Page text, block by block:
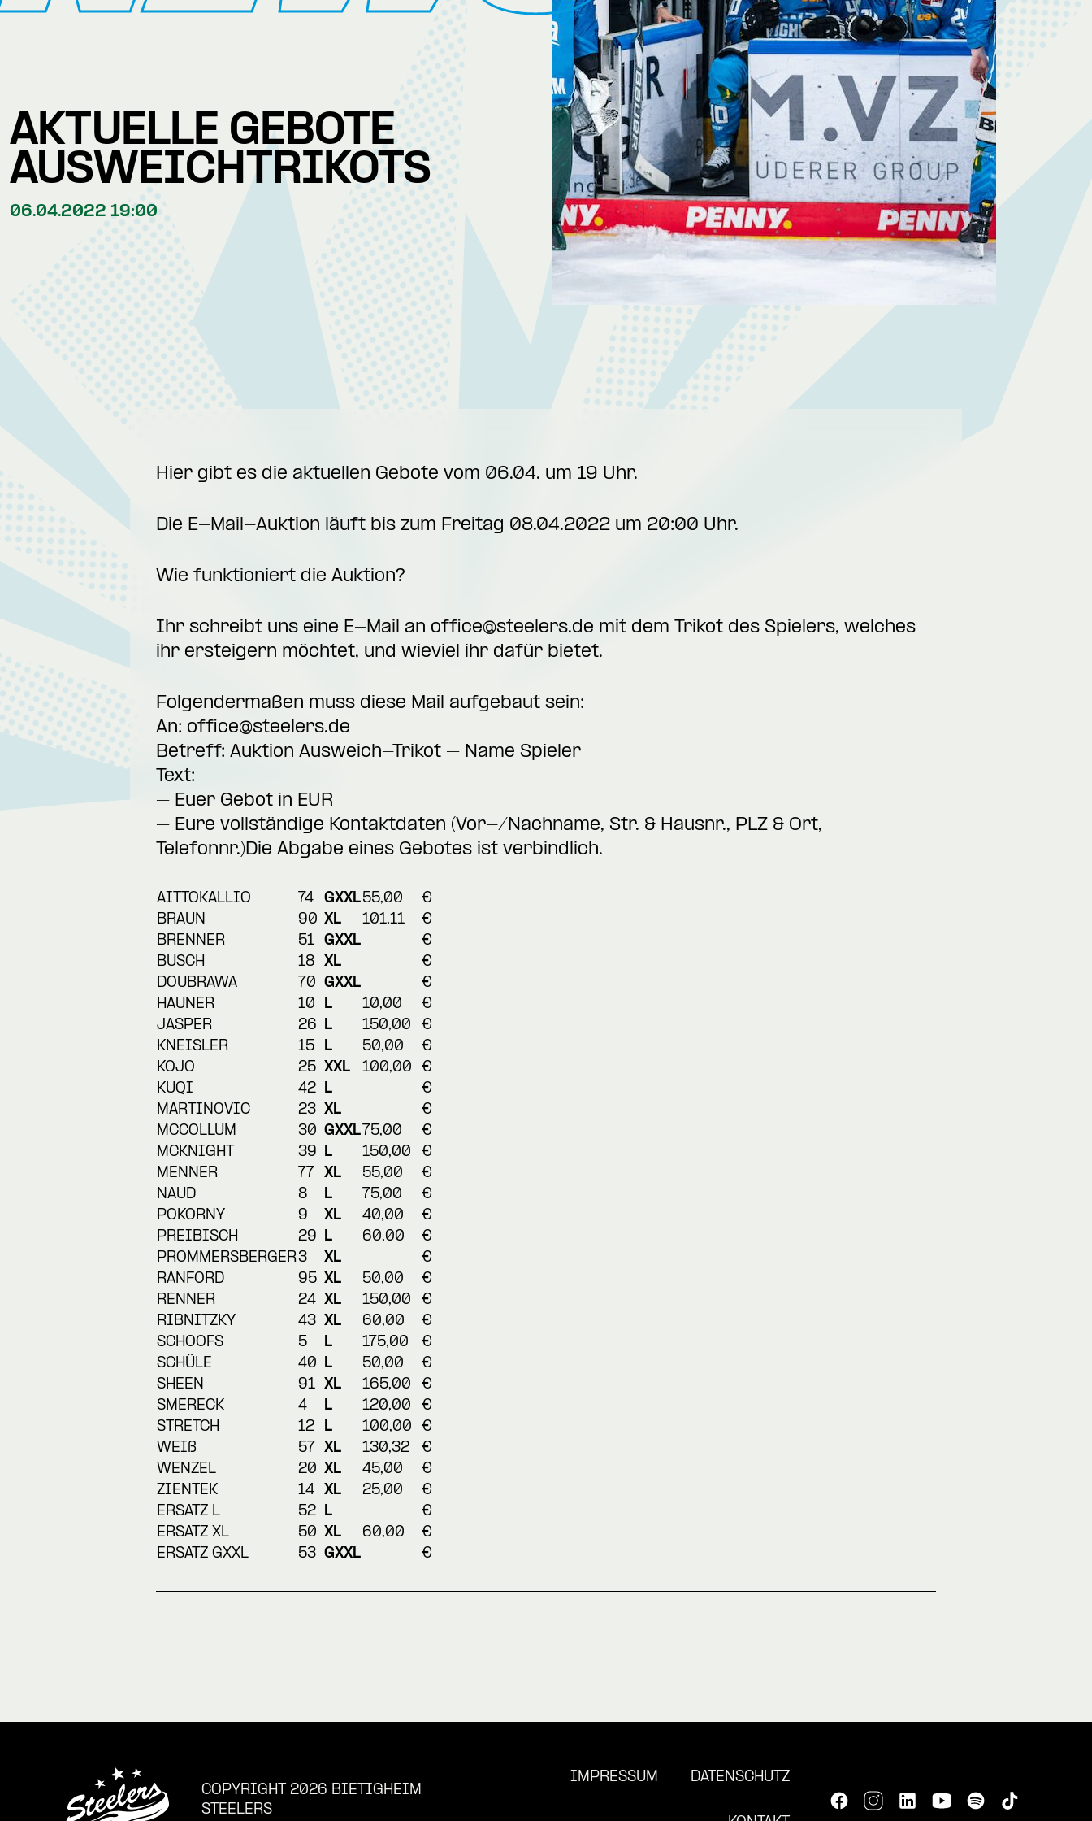
AKTUELLE GEBOTE
AUSWEICHTRIKOTS
06.04.2022 19:00
Hier gibt es die aktuellen Gebote vom 06.04. um 19 Uhr.
Die E-Mail-Auktion läuft bis zum Freitag 08.04.2022 um 20:00 Uhr.
Wie funktioniert die Auktion?
Ihr schreibt uns eine E-Mail an office@steelers.de mit dem Trikot des Spielers, welches
ihr ersteigern möchtet, und wieviel ihr dafür bietet.
Folgendermaßen muss diese Mail aufgebaut sein:
An: office@steelers.de
Betreff: Auktion Ausweich-Trikot – Name Spieler
Text:
– Euer Gebot in EUR
– Eure vollständige Kontaktdaten (Vor-/Nachname, Str. & Hausnr., PLZ & Ort,
Telefonnr.)Die Abgabe eines Gebotes ist verbindlich.
AITTOKALLIO 74 GXXL55,00
€
BRAUN
90 XL 101,11
€
BRENNER
51 GXXL
€
BUSCH
18 XL
€
DOUBRAWA
70 GXXL
€
HAUNER
10 L 10,00
€
JASPER
26 L 150,00
€
KNEISLER
15 L 50,00
€
KOJO
25 XXL 100,00
€
KUQI
42 L
€
MARTINOVIC
23 XL
€
MCCOLLUM
30 GXXL 75,00
€
MCKNIGHT
39 L 150,00
€
MENNER
77 XL 55,00
€
NAUD
8 L 75,00
€
POKORNY
9 XL 40,00
€
PREIBISCH
29 L 60,00
€
PROMMERSBERGER3 XL
€
RANFORD
95 XL 50,00
€
RENNER
24 XL 150,00
€
RIBNITZKY
43 XL 60,00
€
SCHOOFS
5 L 175,00
€
SCHÜLE
40 L 50,00
€
SHEEN
91 XL 165,00
€
SMERECK
4 L 120,00
€
STRETCH
12 L 100,00
€
WEIß
57 XL 130,32
€
WENZEL
20 XL 45,00
€
ZIENTEK
14 XL 25,00
€
ERSATZ L
52 L
€
ERSATZ XL
50 XL 60,00
€
ERSATZ GXXL
53 GXXL €
COPYRIGHT 2026 BIETIGHEIM
STEELERS
IMPRESSUM DATENSCHUTZ